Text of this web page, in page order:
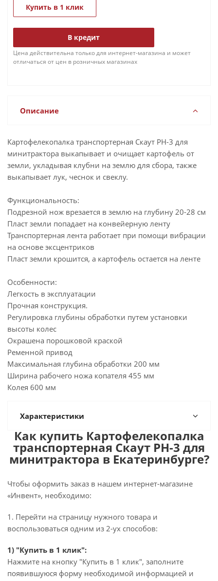
Купить в 1 клик
В кредит
Цена действительна только для интернет-магазина и может
отличаться от цен в розничных магазинах
Описание
Картофелекопалка транспортерная Скаут PH-3 для
минитрактора выкапывает и очищает картофель от
земли, укладывая клубни на землю для сбора, также
выкапывает лук, чеснок и свеклу.
Функциональность:
Подрезной нож врезается в землю на глубину 20-28 см
Пласт земли попадает на конвейерную ленту
Транспортерная лента работает при помощи вибрации
на основе эксцентриков
Пласт земли крошится, а картофель остается на ленте
Особенности:
Легкость в эксплуатации
Прочная конструкция.
Регулировка глубины обработки путем установки
высоты колес
Окрашена порошковой краской
Ременной привод
Максимальная глубина обработки 200 мм
Ширина рабочего ножа копателя 455 мм
Колея 600 мм
Характеристики
Как купить Картофелекопалка
транспортерная Скаут PH-3 для
минитрактора в Екатеринбурге?
Чтобы оформить заказ в нашем интернет-магазине
«Инвент», необходимо:
1. Перейти на страницу нужного товара и
воспользоваться одним из 2-ух способов:
1) "Купить в 1 клик":
Нажмите на кнопку "Купить в 1 клик", заполните
появившуюся форму необходимой информацией и